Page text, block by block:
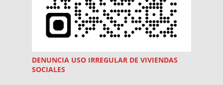
DENUNCIA USO IRREGULAR DE VIVIENDAS
SOCIALES